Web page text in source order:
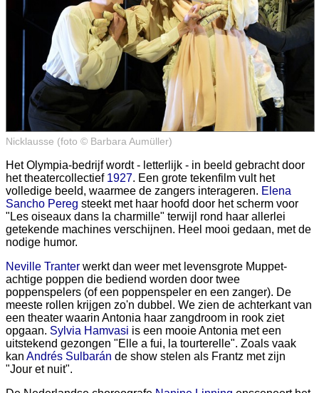
Nicklausse (foto © Barbara Aumüller)
Het Olympia-bedrijf wordt - letterlijk - in beeld gebracht door
het theatercollectief 1927. Een grote tekenfilm vult het
volledige beeld, waarmee de zangers interageren. Elena
Sancho Pereg steekt met haar hoofd door het scherm voor
"Les oiseaux dans la charmille" terwijl rond haar allerlei
getekende machines verschijnen. Heel mooi gedaan, met de
nodige humor.
Neville Tranter werkt dan weer met levensgrote Muppet-
achtige poppen die bediend worden door twee
poppenspelers (of een poppenspeler en een zanger). De
meeste rollen krijgen zo'n dubbel. We zien de achterkant van
een theater waarin Antonia haar zangdroom in rook ziet
opgaan. Sylvia Hamvasi is een mooie Antonia met een
uitstekend gezongen "Elle a fui, la tourterelle". Zoals vaak
kan Andrés Sulbarán de show stelen als Frantz met zijn
"Jour et nuit".